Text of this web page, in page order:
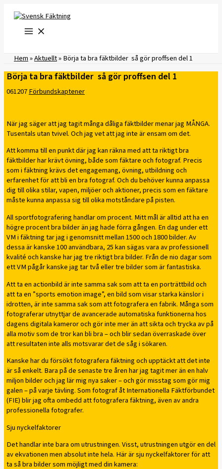
innehåll
Hem»Aktuellt»Börja ta bra fäktbilder  så gör proffsen del 1
Börja ta bra fäktbilder  så gör proffsen del 1
061207Förbundskaptener
När jag säger att jag tagit många dåliga fäktbilder menar jag MÅNGA.
Tusentals utan tvivel. Och jag vet att jag inte är ensam om det.
Att komma till en punkt där jag kan räkna med att ta riktigt bra
fäktbilder har krävt övning, både som fäktare och fotograf. Precis
som i fäktning krävs det engagemang, övning, utbildning och
erfarenhet för att bli en bra fotograf. Och du behöver kunna anpassa
dig till olika stilar, vapen, miljöer och aktioner, precis som en fäktare
måste kunna anpassa sig till olika motståndare på pisten.
All sportfotografering handlar om procent. Mitt mål är alltid att ha en
högre procent bra bilder än jag hade förra gången. En dag under ett
VM i fäktning tar jag i genomsnitt mellan 1500 och 1800 bilder. Av
dessa är kanske 100 användbara, 25 kan sägas vara av professionell
kvalité och kanske har jag tre riktigt bra bilder. Från de nio dagar som
ett VM pågår kanske jag tar två eller tre bilder som är fantastiska.
Att ta en actionbild är inte samma sak som att ta en porträttbild och
att ta en ”sports emotion image”, en bild som visar starka känslor i
idrotten, är inte samma sak som att fotografera en fabrik. Många som
fotograferar utnyttjar de avancerade automatiska funktionerna hos
dagens digitala kameror och gör inte mer än att sikta och trycka av på
alla motiv som de tror kan bli bra – och blir sedan överraskade över
att resultaten inte alls motsvarar det de såg i sökaren.
Kanske har du försökt fotografera fäktning och upptäckt att det inte
är så enkelt. Bara på de senaste tre åren har jag tagit mer än en halv
miljon bilder och jag lär mig nya saker – och gör misstag som gör mig
galen – på varje tävling. Som fotograf åt Internationella Fäktförbundet
(FIE) blir jag ofta ombedd att fotografera fäktning, även av andra
professionella fotografer.
Sju nyckelfaktorer
Det handlar inte bara om utrustningen. Visst, utrustningen utgör en del
av ekvationen men absolut inte hela. Här är sju nyckelfaktorer för att
ta så bra bilder som möjligt med din kamera: